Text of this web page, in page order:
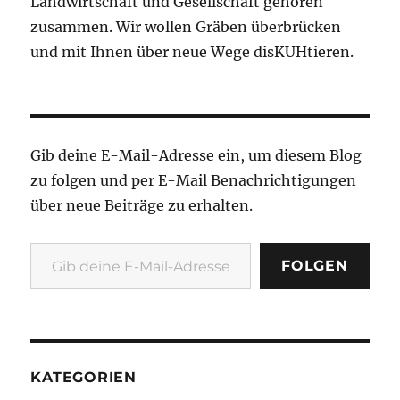
zusammen. Wir wollen Gräben überbrücken
und mit Ihnen über neue Wege disKUHtieren.
Gib deine E-Mail-Adresse ein, um diesem Blog
zu folgen und per E-Mail Benachrichtigungen
über neue Beiträge zu erhalten.
Gib deine E-Mail-Adresse ein ...
FOLGEN
KATEGORIEN